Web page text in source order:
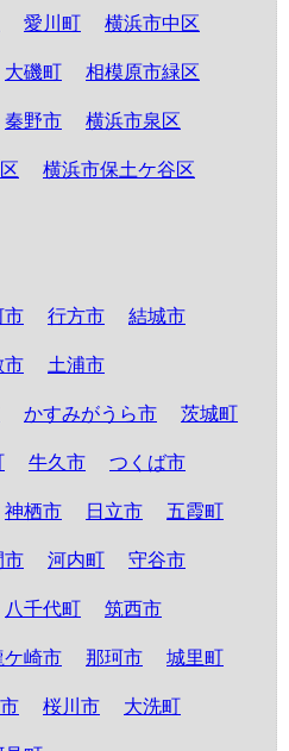
愛川町 横浜市中区
大磯町 相模原市緑区
秦野市 横浜市泉区
横浜市保土ケ谷区
市 行方市 結城市
市 土浦市
かすみがうら市 茨城町
牛久市 つくば市
神栖市 日立市 五霞町
市 河内町 守谷市
八千代町 筑西市
ケ崎市 那珂市 城里町
桜川市 大洗町